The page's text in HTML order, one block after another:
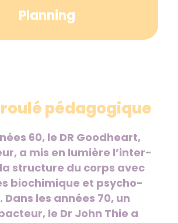
Planning
pédagogique
60, le DR Goodheart,
a mis en lumière l’inter-
structure du corps avec
biochimique et psycho-
les années 70, un
le Dr John Thie a